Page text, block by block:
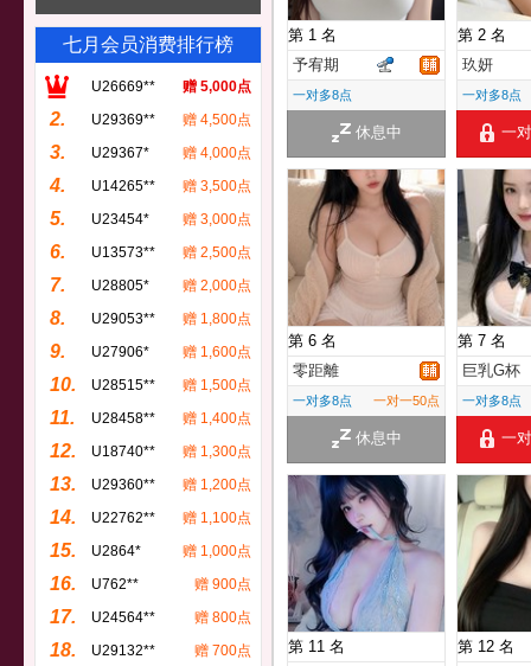
七月会员消费排行榜
U26669** 赠 5,000点
2. U29369** 赠 4,500点
3. U29367* 赠 4,000点
4. U14265** 赠 3,500点
5. U23454* 赠 3,000点
6. U13573** 赠 2,500点
7. U28805* 赠 2,000点
8. U29053** 赠 1,800点
9. U27906* 赠 1,600点
10. U28515** 赠 1,500点
11. U28458** 赠 1,400点
12. U18740** 赠 1,300点
13. U29360** 赠 1,200点
14. U22762** 赠 1,100点
15. U2864* 赠 1,000点
16. U762** 赠 900点
17. U24564** 赠 800点
18. U29132** 赠 700点
第 1 名
予宥期
一对多8点
休息中
第 2 名
玖妍
一对多8点
一
第 6 名
零距離
一对多8点 一对一50点
休息中
第 7 名
巨乳G杯
一对多8点
一
第 11 名
第 12 名